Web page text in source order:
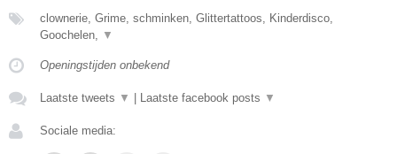
clownerie, Grime, schminken, Glittertattoos, Kinderdisco,
Goochelen,
▼
Openingstijden onbekend
Laatste tweets ▼ | Laatste facebook posts ▼
Sociale media: